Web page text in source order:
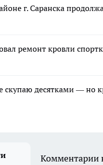
г. Саранска
ремонт кровли
скупаю десятками — но
Комментарии